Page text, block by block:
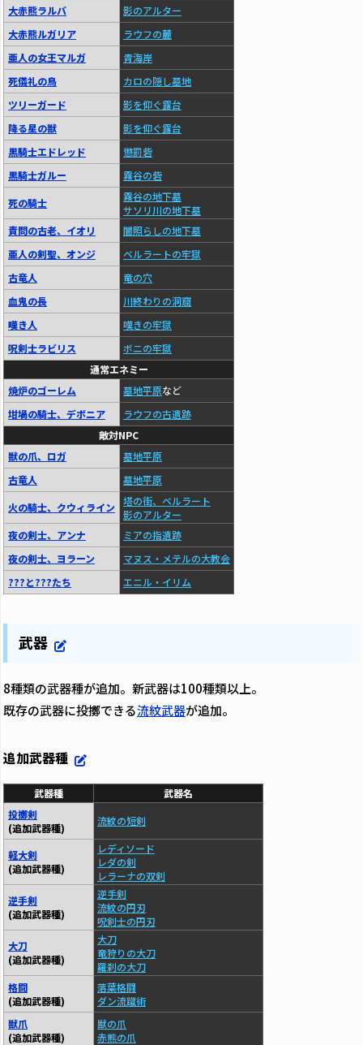
大赤熊ラルバ
影のアルター
大赤熊ルガリア
ラウフの麓
亜人の女王マルガ
青海岸
死儀礼の鳥
カロの隠し墓地
ツリーガード
影を仰ぐ露台
降る星の獣
影を仰ぐ露台
黒騎士エドレッド
懲罰砦
黒騎士ガルー
霧谷の砦
死の騎士
霧谷の地下墓
サソリ川の地下墓
責問の古老、イオリ
闇照らしの地下墓
亜人の剣聖、オンジ
ベルラートの牢獄
古竜人
竜の穴
血鬼の長
川終わりの洞窟
嘆き人
嘆きの牢獄
呪剣士ラビリス
ボニの牢獄
通常エネミー
焼炉のゴーレム
墓地平原など
坩堝の騎士、デボニア
ラウフの古遺跡
敵対NPC
獣の爪、ロガ
墓地平原
古竜人
墓地平原
火の騎士、クウィライン 塔の街、ベルラート
影のアルター
夜の剣士、アンナ
ミアの指遺跡
夜の剣士、ヨラーン
マヌス・メテルの大教会
???と???たち
エニル・イリム
武器
8種類の武器種が追加。新武器は100種類以上。
既存の武器に投擲できる流紋武器が追加。
追加武器種
武器種
武器名
投擲剣
(追加武器種)
流紋の短剣
軽大剣
(追加武器種)
レディソード
レダの剣
レラーナの双剣
逆手剣
(追加武器種)
逆手剣
流紋の円刃
呪剣士の円刃
大刀
(追加武器種)
大刀
竜狩りの大刀
羅刹の大刀
格闘
(追加武器種)
落葉格闘
ダン流蹴術
獣爪
(追加武器種)
獣の爪
赤熊の爪